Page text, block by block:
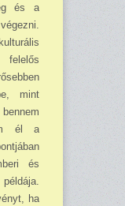
és a
mint
él a
és
ha